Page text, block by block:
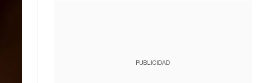
PUBLICIDAD